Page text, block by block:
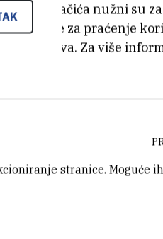
tih kolačića nužni su
koriste za praćenje
iskustva. Za više
stranice. Moguće